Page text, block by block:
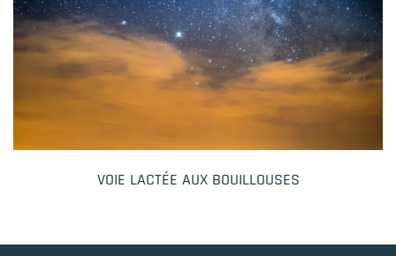
VOIE LACTÉE AUX BOUILLOUSES